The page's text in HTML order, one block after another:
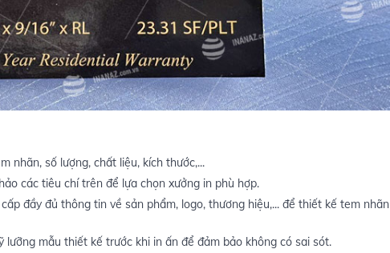
nhãn, số lượng, chất liệu, kích thước,...
các tiêu chí trên để lựa chọn xưởng in phù hợp.
đầy đủ thông tin về sản phẩm, logo, thương hiệu,... để thiết kế tem nhãn
lưỡng mẫu thiết kế trước khi in ấn để đảm bảo không có sai sót.